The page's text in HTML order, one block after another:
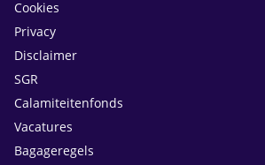
Cookies
Privacy
Disclaimer
SGR
Calamiteitenfonds
Vacatures
Bagageregels